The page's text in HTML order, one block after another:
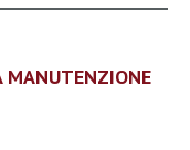
MANUTENZIONE